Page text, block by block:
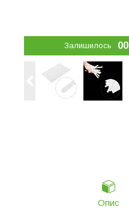
Залишилось 00
Опис